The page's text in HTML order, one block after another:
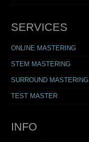
SERVICES
ONLINE MASTERING
STEM MASTERING
SURROUND MASTERING
TEST MASTER
INFO